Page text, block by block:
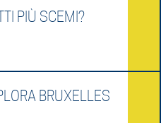
PIÙ SCEMI?
BRUXELLES